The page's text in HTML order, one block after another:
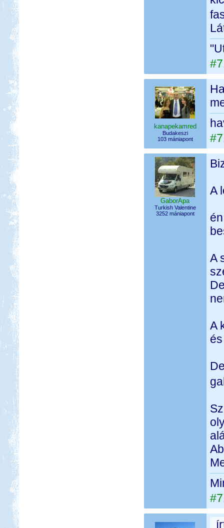
kanapekamred
Budakeszi
103 mániapont
GaborApa
Turkish Valentine
3252 mániapont
A
A
A